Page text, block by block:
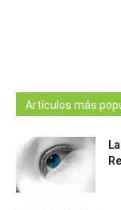
Artículos más